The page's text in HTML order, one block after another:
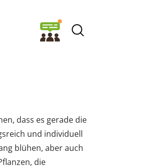
dass es gerade die
und individuell
blühen, aber auch
die